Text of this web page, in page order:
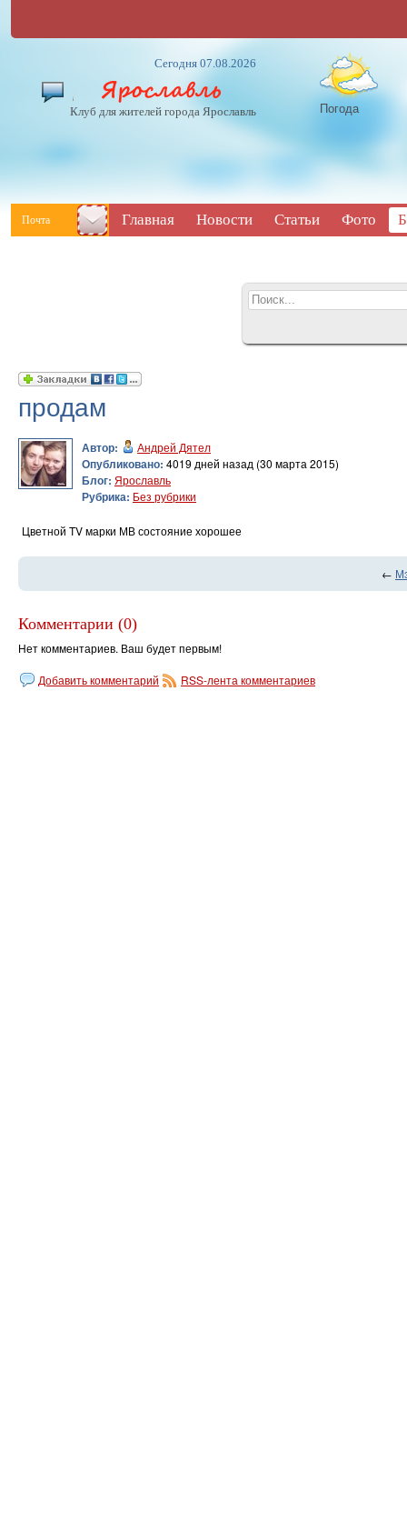
Сегодня 07.08.2026
Клуб для жителей города Ярославль Погода
Почта Главная Новости Статьи Фото
продам
Автор: Андрей Дятел
Опубликовано: 4019 дней назад (30 марта 2015)
Блог: Ярославль
Рубрика: Без рубрики
Цветной TV марки МВ состояние хорошее
←
Комментарии (0)
Нет комментариев. Ваш будет первым!
Добавить комментарий RSS-лента комментариев